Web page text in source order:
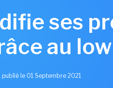
ses
au
publié le 01 Septembre 2021